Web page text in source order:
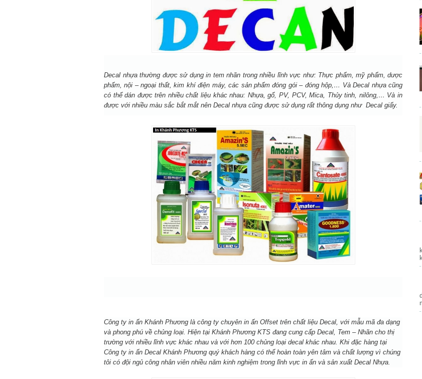
Decal nhựathường được sử dụng in tem nhãn trong nhiều lĩnh vực như: Thực phẩm, mỹ phẩm, dược
phẩm, nội – ngoại thất, kim khí điện máy, các sản phẩm đóng gói – đóng hộp,… VàDecal nhựacũng
có thể dán được trên nhiều chất liệu khác nhau: Nhựa, gổ, PV, PCV, Mica, Thủy tinh, nilông,… Và in
được với nhiều màu sắc bắt mắt nên Decal nhựa cũng được sử dụng rất thông dụng như Decal giấy.
Công ty in ấn Khánh Phương là công ty chuyên in ấn Offset trên chất liệu Decal, với mẫu mã đa dạng
và phong phú về chủng loại. Hiện tại Khánh Phương KTS đang cung cấp Decal, Tem – Nhãn cho thị
trường với nhiều lĩnh vực khác nhau và với hơn 100 chủng loại decal khác nhau. Khi đặc hàng tại
Công ty in ấn Decal Khánh Phương quý khách hàng có thể hoàn toàn yên tâm và chất lượng vì chúng
tôi có đội ngủ công nhân viên nhiều năm kinh nghiệm trong lĩnh vực in ấn và sản xuất Decal Nhựa.